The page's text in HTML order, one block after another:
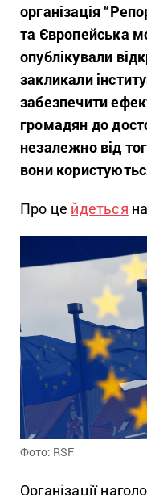
організація
та Європейська
опублікували
закликали
забезпечити
громадян до
незалежно від
вони
Про це йдеться
Фото: RSF
Організації